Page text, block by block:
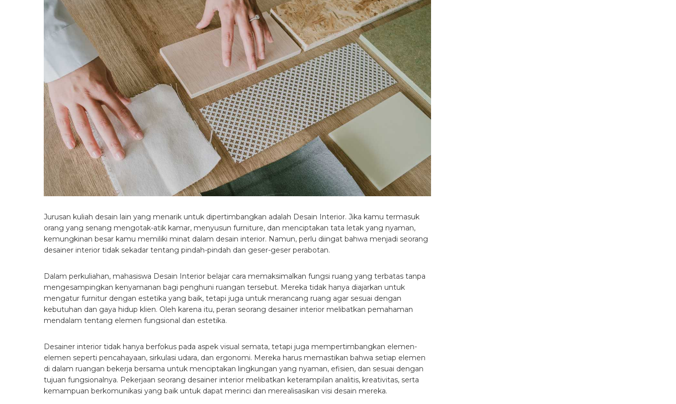
Jurusan kuliah desain lain yang menarik untuk dipertimbangkan adalah Desain Interior. Jika kamu termasuk
orang yang senang mengotak-atik kamar, menyusun furniture, dan menciptakan tata letak yang nyaman,
kemungkinan besar kamu memiliki minat dalam desain interior. Namun, perlu diingat bahwa menjadi seorang
desainer interior tidak sekadar tentang pindah-pindah dan geser-geser perabotan.
Dalam perkuliahan, mahasiswa Desain Interior belajar cara memaksimalkan fungsi ruang yang terbatas tanpa
mengesampingkan kenyamanan bagi penghuni ruangan tersebut. Mereka tidak hanya diajarkan untuk
mengatur furnitur dengan estetika yang baik, tetapi juga untuk merancang ruang agar sesuai dengan
kebutuhan dan gaya hidup klien. Oleh karena itu, peran seorang desainer interior melibatkan pemahaman
mendalam tentang elemen fungsional dan estetika.
Desainer interior tidak hanya berfokus pada aspek visual semata, tetapi juga mempertimbangkan elemen-
elemen seperti pencahayaan, sirkulasi udara, dan ergonomi. Mereka harus memastikan bahwa setiap elemen
di dalam ruangan bekerja bersama untuk menciptakan lingkungan yang nyaman, efisien, dan sesuai dengan
tujuan fungsionalnya. Pekerjaan seorang desainer interior melibatkan keterampilan analitis, kreativitas, serta
kemampuan berkomunikasi yang baik untuk dapat merinci dan merealisasikan visi desain mereka.